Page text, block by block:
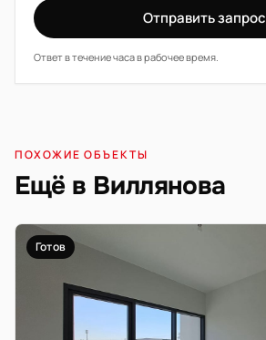
Отправить запрос
Ответ в течение часа в рабочее время.
ПОХОЖИЕ ОБЪЕКТЫ
Ещё в Виллянова
Готов